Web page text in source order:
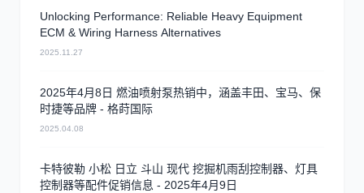
Unlocking Performance: Reliable Heavy Equipment
ECM & Wiring Harness Alternatives
2025.11.27
2025年4月8日 燃油喷射泵热销中，涵盖丰田、宝马、保
时捷等品牌 - 格莳国际
2025.04.08
卡特彼勒 小松 日立 斗山 现代 挖掘机雨刮控制器、灯具
控制器等配件促销信息 - 2025年4月9日